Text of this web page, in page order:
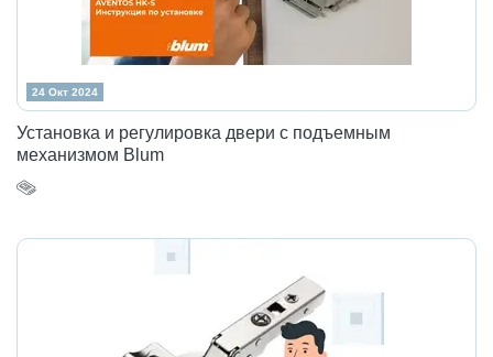
24 Окт 2024
Установка и регулировка двери с подъемным
механизмом Blum